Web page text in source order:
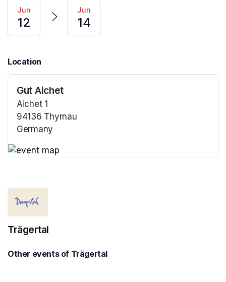
Jun
12
Jun
14
Location
Gut Aichet
Aichet 1
94136 Thyrnau
Germany
Trägertal
Other events of Trägertal